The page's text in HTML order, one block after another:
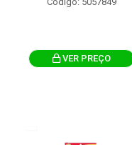
VER PREÇO